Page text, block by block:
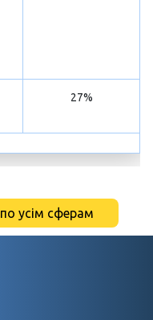
27%
усім сферам